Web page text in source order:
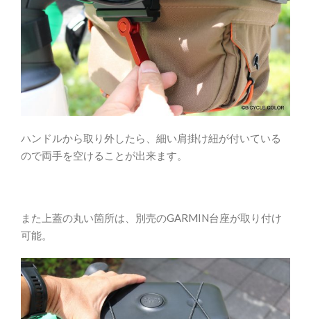
ハンドルから取り外したら、細い肩掛け紐が付いている
ので両手を空けることが出来ます。
また上蓋の丸い箇所は、別売のGARMIN台座が取り付け
可能。